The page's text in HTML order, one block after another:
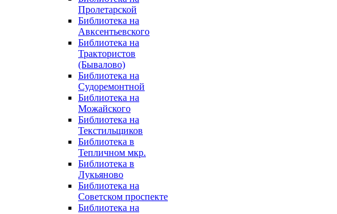
Пролетарской
Библиотека на
Авксентьевского
Библиотека на
Трактористов
(Бывалово)
Библиотека на
Судоремонтной
Библиотека на
Можайского
Библиотека на
Текстильщиков
Библиотека в
Тепличном мкр.
Библиотека в
Лукьяново
Библиотека на
Советском проспекте
Библиотека на